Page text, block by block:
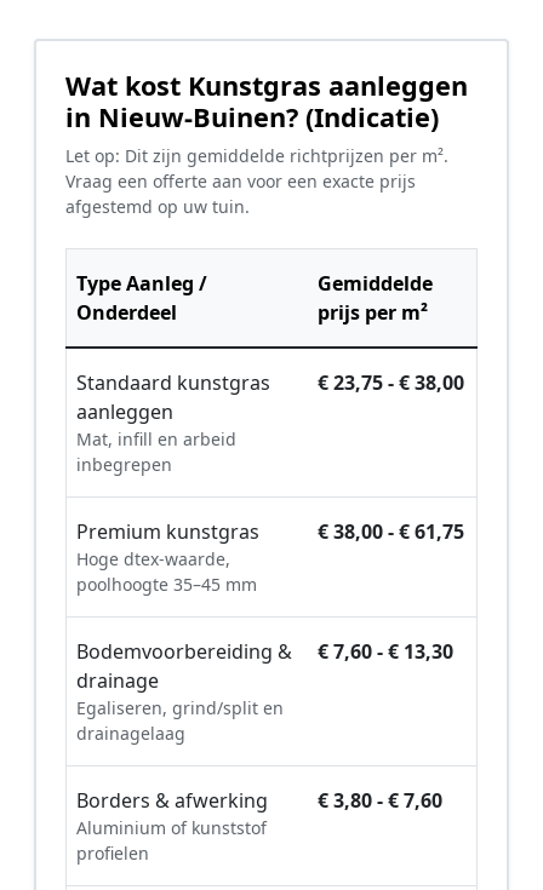
Wat kost Kunstgras aanleggen
in Nieuw-Buinen? (Indicatie)
Let op: Dit zijn gemiddelde richtprijzen per m².
Vraag een offerte aan voor een exacte prijs
afgestemd op uw tuin.
Type Aanleg /
Onderdeel
Gemiddelde
prijs per m²
Standaard kunstgras
aanleggen
Mat, infill en arbeid
inbegrepen
€ 23,75 - € 38,00
Premium kunstgras
Hoge dtex-waarde,
poolhoogte 35–45 mm
€ 38,00 - € 61,75
Bodemvoorbereiding &
drainage
Egaliseren, grind/split en
drainagelaag
€ 7,60 - € 13,30
Borders & afwerking
Aluminium of kunststof
profielen
€ 3,80 - € 7,60